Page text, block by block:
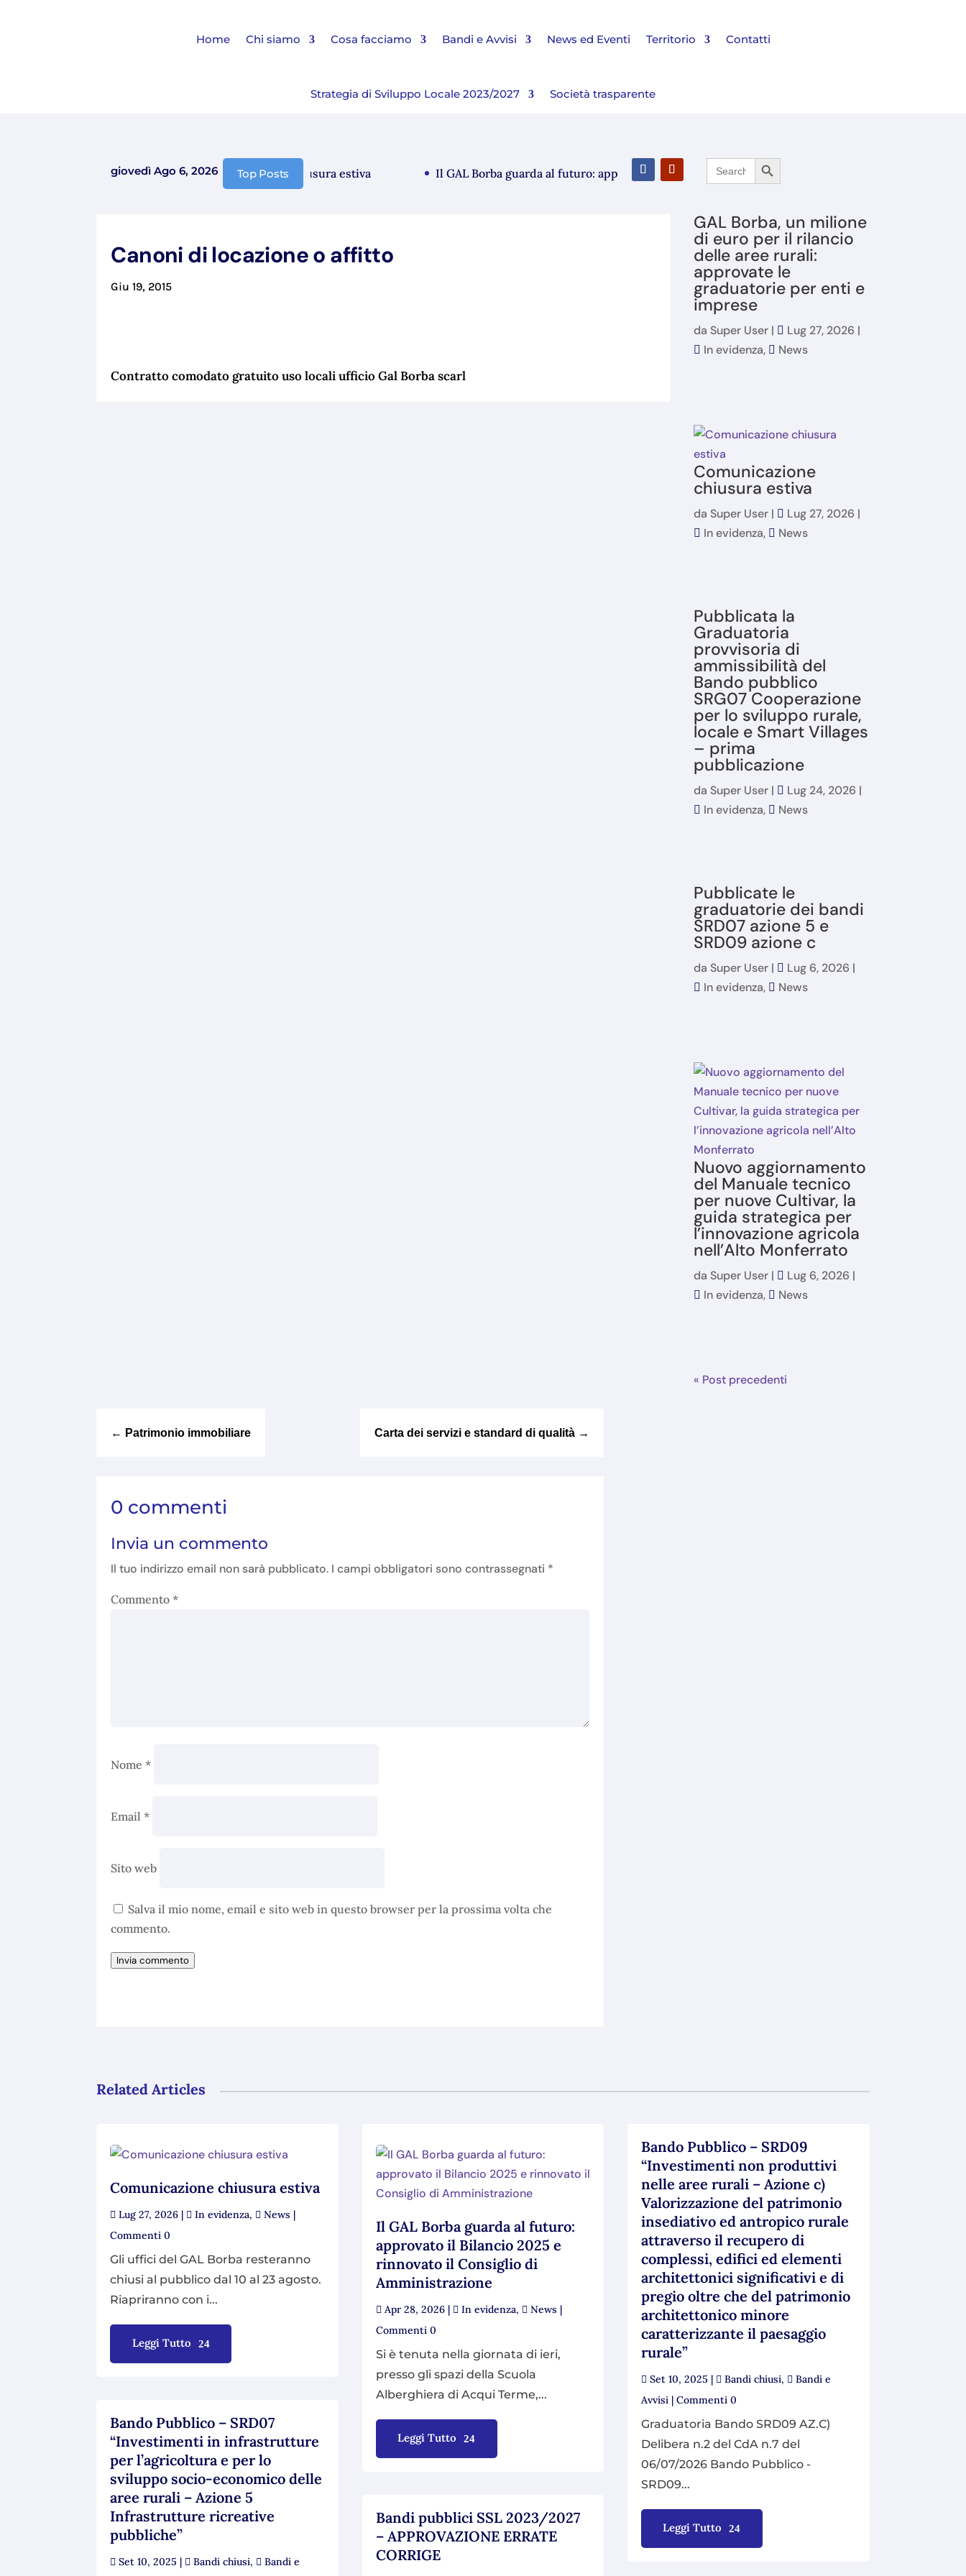
Home Chi siamo Cosa facciamo Bandi e Avvisi News ed Eventi Territorio Contatti
Strategia di Sviluppo Locale 2023/2027 Società trasparente
giovedì Ago 6, 2026 Top Posts
Comunicazione chiusura estiva Il GAL Borba guarda al futuro: approvato il Bilancio 2025 e rinnovato il Consiglio di Amministrazione
Search
for:
Search Button
Canoni di locazione o affitto
Giu 19, 2015
Contratto comodato gratuito uso locali ufficio Gal Borba scarl
GAL Borba, un milione
di euro per il rilancio
delle aree rurali:
approvate le
graduatorie per enti e
imprese
da Super User| Lug 27, 2026 |
In evidenza, News
Comunicazione
chiusura estiva
da Super User| Lug 27, 2026 |
In evidenza, News
Pubblicata la
Graduatoria
provvisoria di
ammissibilità del
Bando pubblico
SRG07 Cooperazione
per lo sviluppo rurale,
locale e Smart Villages
– prima
pubblicazione
da Super User| Lug 24, 2026 |
In evidenza, News
Pubblicate le
graduatorie dei bandi
SRD07 azione 5 e
SRD09 azione c
da Super User| Lug 6, 2026 |
In evidenza, News
Nuovo aggiornamento
del Manuale tecnico
per nuove Cultivar, la
guida strategica per
l’innovazione agricola
nell’Alto Monferrato
da Super User| Lug 6, 2026 |
In evidenza, News
« Post precedenti
← Patrimonio immobiliare Carta dei servizi e standard di qualità →
0 commenti
Invia un commento
Il tuo indirizzo email non sarà pubblicato. I campi obbligatori sono contrassegnati *
Commento*
Nome*
Email*
Sito web
Salva il mio nome, email e sito web in questo browser per la prossima volta che
commento.
Invia commento
Related Articles
Comunicazione chiusura estiva
Lug 27, 2026 | In evidenza, News |
Commenti 0
Gli uffici del GAL Borba resteranno
chiusi al pubblico dal 10 al 23 agosto.
Riapriranno con i...
Leggi Tutto
Bando Pubblico – SRD07
“Investimenti in infrastrutture
per l’agricoltura e per lo
sviluppo socio-economico delle
aree rurali – Azione 5
Infrastrutture ricreative
pubbliche”
Set 10, 2025 | Bandi chiusi, Bandi e
Il GAL Borba guarda al futuro:
approvato il Bilancio 2025 e
rinnovato il Consiglio di
Amministrazione
Apr 28, 2026| In evidenza, News |
Commenti 0
Si è tenuta nella giornata di ieri,
presso gli spazi della Scuola
Alberghiera di Acqui Terme,...
Leggi Tutto
Bandi pubblici SSL 2023/2027
– APPROVAZIONE ERRATE
CORRIGE
Bando Pubblico – SRD09
“Investimenti non produttivi
nelle aree rurali – Azione c)
Valorizzazione del patrimonio
insediativo ed antropico rurale
attraverso il recupero di
complessi, edifici ed elementi
architettonici significativi e di
pregio oltre che del patrimonio
architettonico minore
caratterizzante il paesaggio
rurale”
Set 10, 2025 | Bandi chiusi,
Bandi e
Avvisi| Commenti 0
Graduatoria Bando SRD09 AZ.C)
Delibera n.2 del CdA n.7 del
06/07/2026 Bando Pubblico -
SRD09...
Leggi Tutto